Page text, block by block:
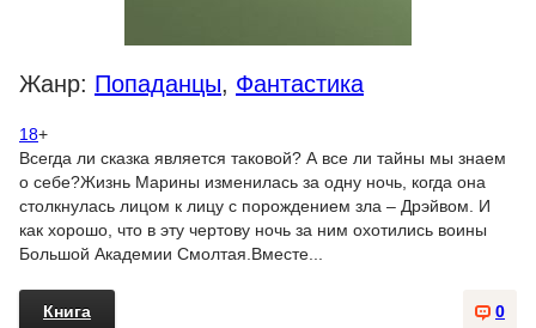
Жанр: Попаданцы, Фантастика
18+
Всегда ли сказка является таковой? А все ли тайны мы знаем
о себе?Жизнь Марины изменилась за одну ночь, когда она
столкнулась лицом к лицу с порождением зла – Дрэйвом. И
как хорошо, что в эту чертову ночь за ним охотились воины
Большой Академии Смолтая.Вместе...
0
Книга